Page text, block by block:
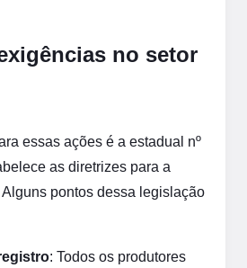
no setor
essas ações é a estadual nº
as diretrizes para a
pontos dessa legislação
: Todos os produtores